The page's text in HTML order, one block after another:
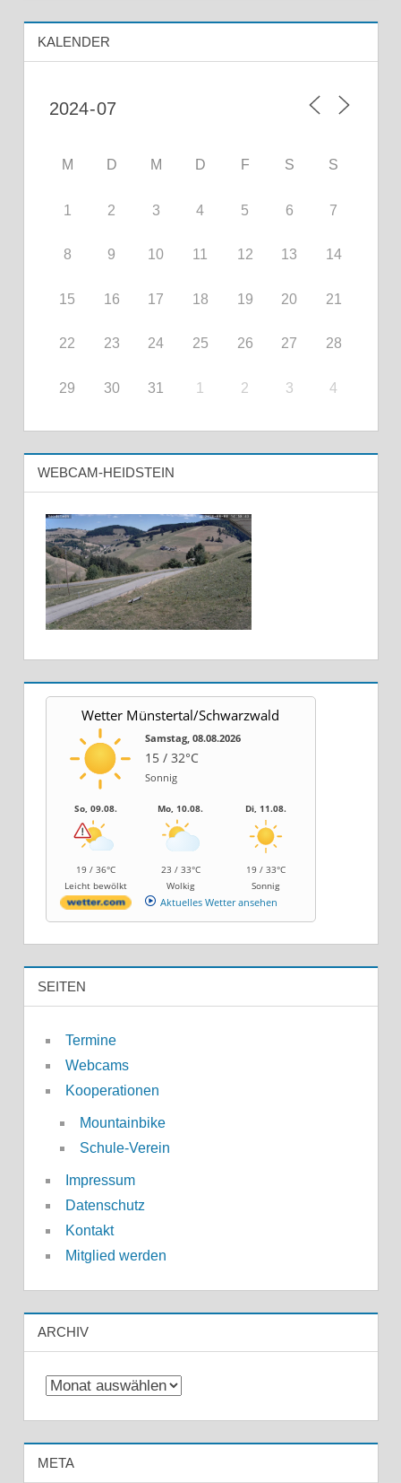
KALENDER
M D M D F S S
1 2 3 4 5 6 7
8 9 10 11 12 13 14
15 16 17 18 19 20 21
22 23 24 25 26 27 28
29 30 31 1 2 3 4
WEBCAM-HEIDSTEIN
Wetter Münstertal/Schwarzwald
Samstag, 08.08.2026
15 / 32°C
Sonnig
So, 09.08.
19 / 36°C
Leicht bewölkt
Mo, 10.08.
23 / 33°C
Wolkig
Di, 11.08.
19 / 33°C
Sonnig
Aktuelles Wetter ansehen
SEITEN
Termine
Webcams
Kooperationen
Mountainbike
Schule-Verein
Impressum
Datenschutz
Kontakt
Mitglied werden
ARCHIV
Archiv
META